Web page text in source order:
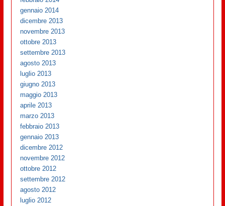
gennaio 2014
dicembre 2013
novembre 2013
ottobre 2013
settembre 2013
agosto 2013
luglio 2013
giugno 2013
maggio 2013
aprile 2013
marzo 2013
febbraio 2013
gennaio 2013
dicembre 2012
novembre 2012
ottobre 2012
settembre 2012
agosto 2012
luglio 2012